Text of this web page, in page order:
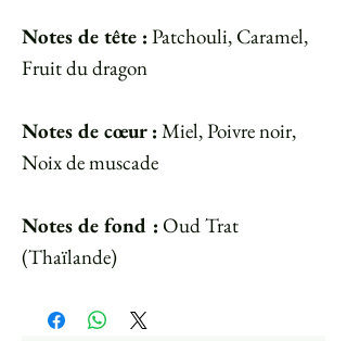
Notes de tête : Patchouli, Caramel,
Fruit du dragon
Notes de cœur : Miel, Poivre noir,
Noix de muscade
Notes de fond : Oud Trat
(Thaïlande)